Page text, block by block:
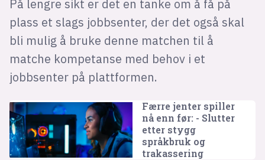
På lengre sikt er det en tanke om å få på
plass et slags jobbsenter, der det også skal
bli mulig å bruke denne matchen til å
matche kompetanse med behov i et
jobbsenter på plattformen.
Færre jenter spiller
nå enn før: - Slutter
etter stygg
språkbruk og
trakassering